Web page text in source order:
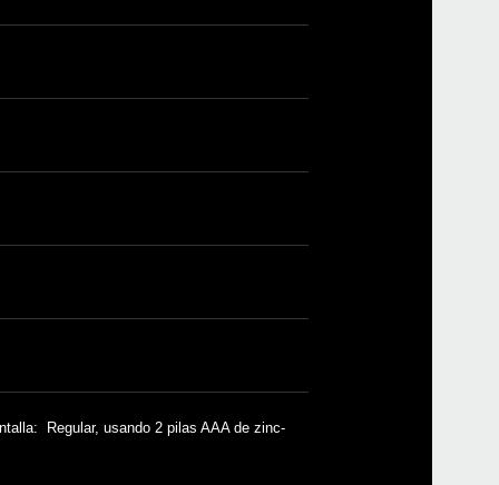
Regular, usando 2 pilas AAA de zinc-